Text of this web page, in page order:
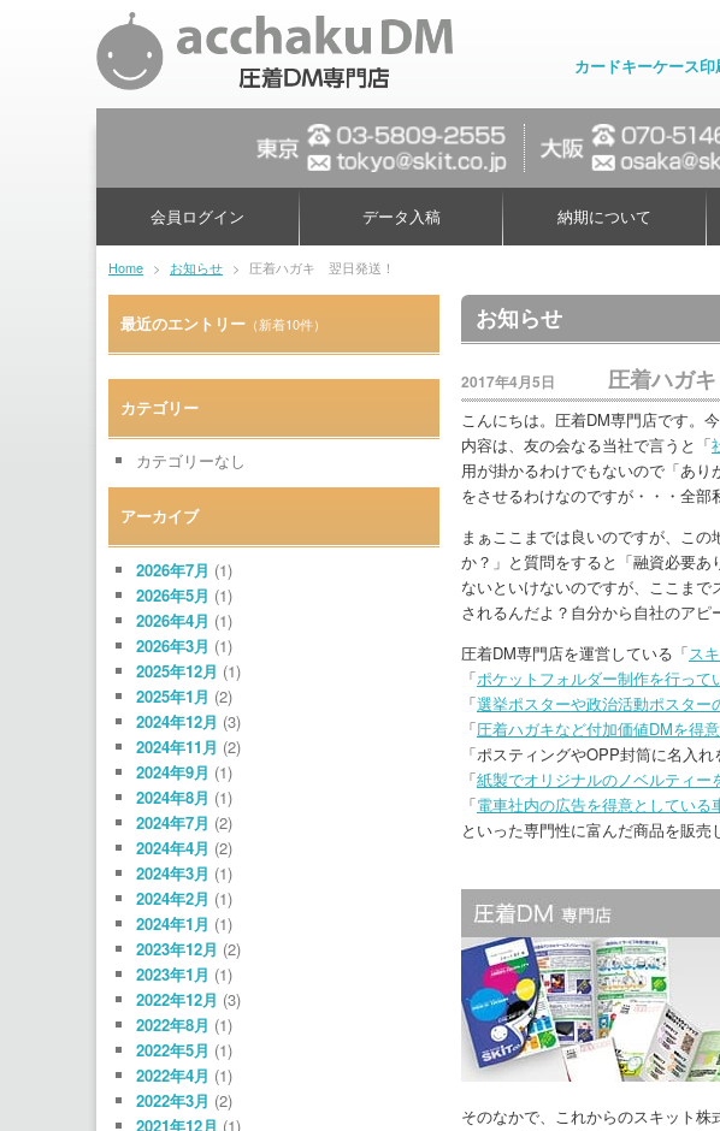
カードキーケース
会員ログイン データ入稿 納期について
Home > お知らせ > 圧着ハガキ 翌日発送！
お知らせ
圧着ハガ
2017年4月5日
こんにちは。圧着DM専門店です。
内容は、友の会なる当社で言うと「
用が掛かるわけでもないので「あ
をさせるわけなのですが・・・全部
まぁここまでは良いのですが、こ
か？」と質問をすると「融資必要
ないといけないのですが、ここま
されるんだよ？自分から自社のア
圧着DM専門店を運営している「ス
「ポケットフォルダー制作を行って
「選挙ポスターや政治活動ポスター
「圧着ハガキなど付加価値DMを得
「ポスティングやOPP封筒に名入れ
「紙製でオリジナルのノベルティー
「電車社内の広告を得意としている
といった専門性に富んだ商品を販売
そのなかで、これからのスキット株
最近のエントリー （新着10件）
カテゴリー
カテゴリーなし
アーカイブ
2026年7月 (1)
2026年5月 (1)
2026年4月 (1)
2026年3月 (1)
2025年12月 (1)
2025年1月 (2)
2024年12月 (3)
2024年11月 (2)
2024年9月 (1)
2024年8月 (1)
2024年7月 (2)
2024年4月 (2)
2024年3月 (1)
2024年2月 (1)
2024年1月 (1)
2023年12月 (2)
2023年1月 (1)
2022年12月 (3)
2022年8月 (1)
2022年5月 (1)
2022年4月 (1)
2022年3月 (2)
2021年12月 (1)